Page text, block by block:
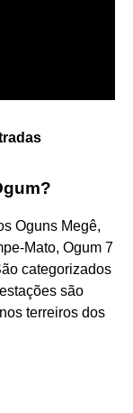
Oguns Megê,
Mato, Ogum 7
categorizados
são
terreiros dos